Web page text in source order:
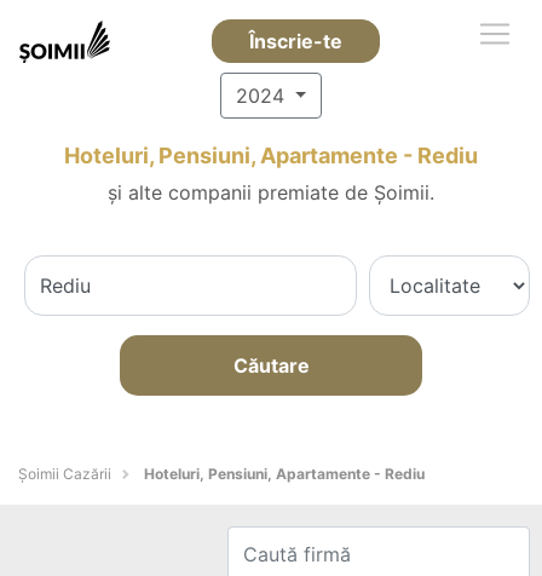
Înscrie-te
2024
Hoteluri, Pensiuni, Apartamente - Rediu
și alte companii premiate de Șoimii.
Căutare
Șoimii Cazării Hoteluri, Pensiuni, Apartamente - Rediu